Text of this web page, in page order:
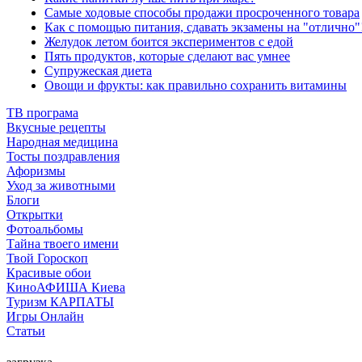
Самые ходовые способы продажи просроченного товара
Как с помощью питания, сдавать экзамены на
Желудок летом боится экспериментов с едой
Пять продуктов, которые сделают вас умнее
Супружеская диета
Овощи и фрукты: как правильно сохранить витамины
ТВ програма
Вкусные рецепты
Народная медицина
Тосты поздравления
Афоризмы
Уход за животными
Блоги
Открытки
Фотоальбомы
Тайна твоего имени
Твой Гороскоп
Красивые обои
КиноАФИША Киева
Туризм КАРПАТЫ
Игры Онлайн
Статьи